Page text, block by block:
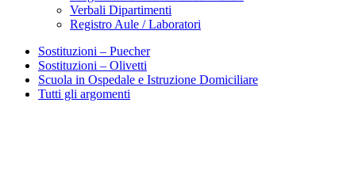
Verbali Dipartimenti
Registro Aule / Laboratori
Sostituzioni – Puecher
Sostituzioni – Olivetti
Scuola in Ospedale e Istruzione Domiciliare
Tutti gli argomenti